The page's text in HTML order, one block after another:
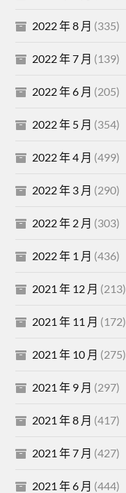
2022 年 8 月 (335)
2022 年 7 月 (139)
2022 年 6 月 (205)
2022 年 5 月 (354)
2022 年 4 月 (499)
2022 年 3 月 (290)
2022 年 2 月 (303)
2022 年 1 月 (436)
2021 年 12 月 (213)
2021 年 11 月 (172)
2021 年 10 月 (275)
2021 年 9 月 (297)
2021 年 8 月 (417)
2021 年 7 月 (427)
2021 年 6 月 (444)